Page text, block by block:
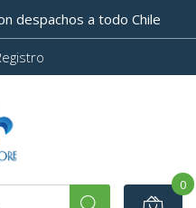
despachos a todo Chile
0